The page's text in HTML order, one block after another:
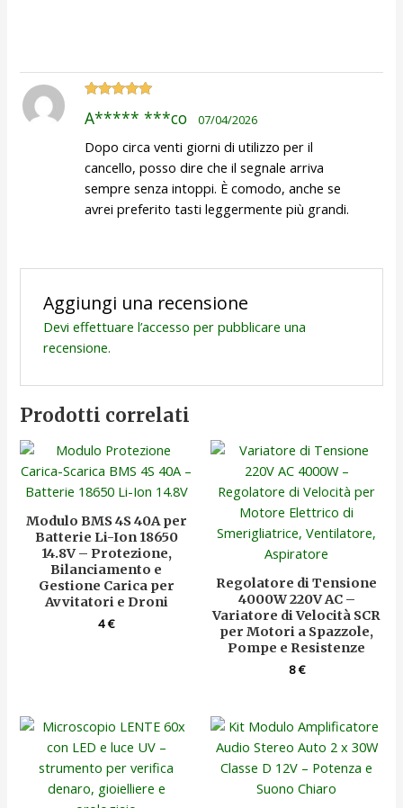
su 5
A***** ***co 07/04/2026
Dopo circa venti giorni di utilizzo per il
cancello, posso dire che il segnale arriva
sempre senza intoppi. È comodo, anche se
avrei preferito tasti leggermente più grandi.
Aggiungi una recensione
Devi effettuare l’accesso per pubblicare una
recensione.
Prodotti correlati
Modulo BMS 4S 40A per
Batterie Li-Ion 18650
14.8V – Protezione,
Bilanciamento e
Gestione Carica per
Avvitatori e Droni
4€
Regolatore di Tensione
4000W 220V AC –
Variatore di Velocità SCR
per Motori a Spazzole,
Pompe e Resistenze
8€